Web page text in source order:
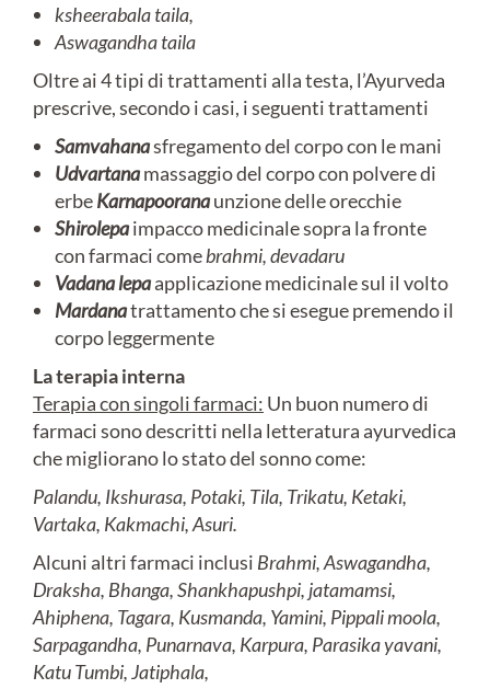
ksheerabala taila,
Aswagandha taila
Oltre ai 4 tipi di trattamenti alla testa, l’Ayurveda
prescrive, secondo i casi, i seguenti trattamenti
Samvahanasfregamento del corpo con le mani
Udvartanamassaggio del corpo con polvere di
erbeKarnapooranaunzione delle orecchie
Shirolepaimpacco medicinale sopra la fronte
con farmaci comebrahmi,devadaru
Vadana lepaapplicazione medicinale sul il volto
Mardanatrattamento che si esegue premendo il
corpo leggermente
La terapia interna
Terapia con singoli farmaci: Un buon numero di
farmaci sono descritti nella letteratura ayurvedica
che migliorano lo stato del sonno come:
Palandu, Ikshurasa, Potaki, Tila, Trikatu, Ketaki,
Vartaka, Kakmachi, Asuri.
Alcuni altri farmaci inclusi Brahmi, Aswagandha,
Draksha, Bhanga, Shankhapushpi, jatamamsi,
Ahiphena, Tagara, Kusmanda, Yamini, Pippalimoola,
Sarpagandha, Punarnava, Karpura, Parasika yavani,
Katu Tumbi, Jatiphala,